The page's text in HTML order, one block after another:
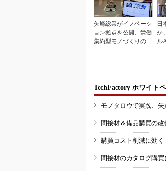
矢崎総業がイノベーシ
ョン拠点を公開、労働
集約型モノづくりのス
日
か
ル
TechFactory ホワイト
モノタロウで実践、
間接材＆備品購買の
購買コスト削減に効く
間接材のカタログ購